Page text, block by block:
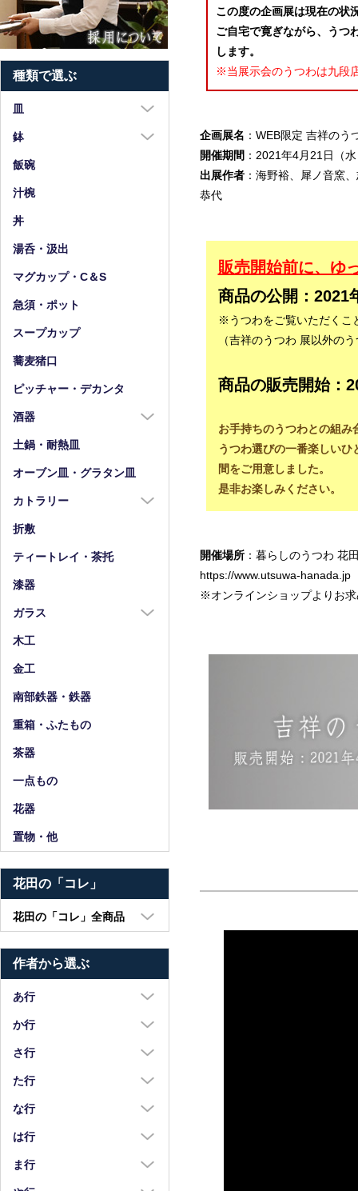
この度の企画展は現在の状
ご自宅で寛ぎながら、うつ
します。
※当展示会のうつわは九段
企画展名 ：WEB限定 吉祥のう
開催期間 ：2021年4月21日（
出展作者 ：海野裕、犀ノ音窯
恭代
販売開始前に、ゆ
商品の公開：2021
※うつわをご覧いただくこ
（吉祥のうつわ 展以外の
商品の販売開始：
お手持ちのうつわとの組み
うつわ選びの一番楽しいひ
間をご用意しました。
是非お楽しみください。
開催場所 ：暮らしのうつわ
https://www.utsuwa-hanada.jp
※オンラインショップよりお
種類で選ぶ
皿
大皿（8寸以上）
中皿（5～7寸）
小皿（4寸以下）
鉢
大鉢（8寸以上）
中鉢（5～7寸）
飯碗
汁椀
丼
湯呑・汲出
マグカップ・C＆S
急須・ポット
スープカップ
蕎麦猪口
ピッチャー・デカンタ
酒器
酒器全商品
徳利
土鍋・耐熱皿
オーブン皿・グラタン皿
カトラリー
カトラリー全商品
箸
箸置
折敷
ティートレイ・茶托
漆器
ガラス
ガラス全商品
グラス
ガラス皿
木工
金工
南部鉄器・鉄器
重箱・ふたもの
茶器
一点もの
花器
置物・他
花田の「コレ」
花田の「コレ」全商品
鉢・湯呑・カップ
汁椀・土鍋・折敷
小物・カトラリー
作者から選ぶ
あ行
浅野奈生
苧野直樹
安達和治
荒川真吾
か行
蠣崎マコト
葛西国太郎
葛西義信
さ行
坂本達哉
佐川岳彦
佐々木暢子
た行
高島慎一
高木剛
瀧田操
な行
中荒江道子
中尾万作
中川紀夫
は行
橋村大作
長谷川由香
ま行